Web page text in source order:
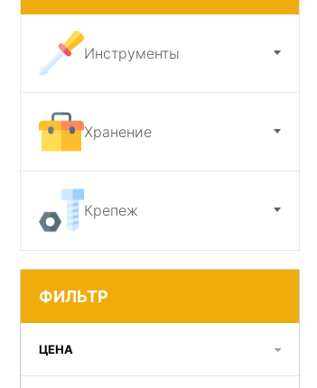
Инструменты
Хранение
Крепеж
ФИЛЬТР
ЦЕНА